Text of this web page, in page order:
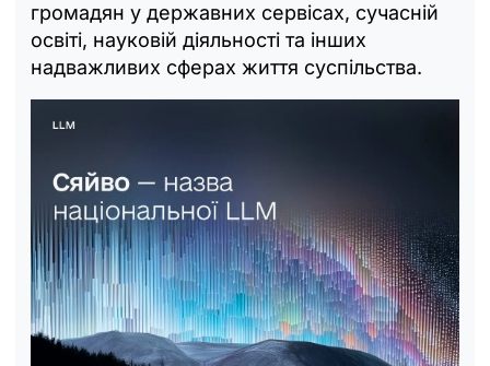
громадян у державних сервісах, сучасній
освіті, науковій діяльності та інших
надважливих сферах життя суспільства.